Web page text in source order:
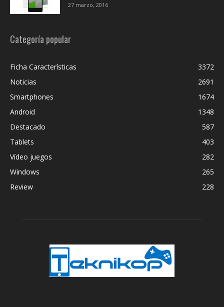
27 marzo, 2016
Categoría popular
Ficha Características
3372
Noticias
2691
Smartphones
1674
Android
1348
Destacado
587
Tablets
403
Vídeo juegos
282
Windows
265
Review
228